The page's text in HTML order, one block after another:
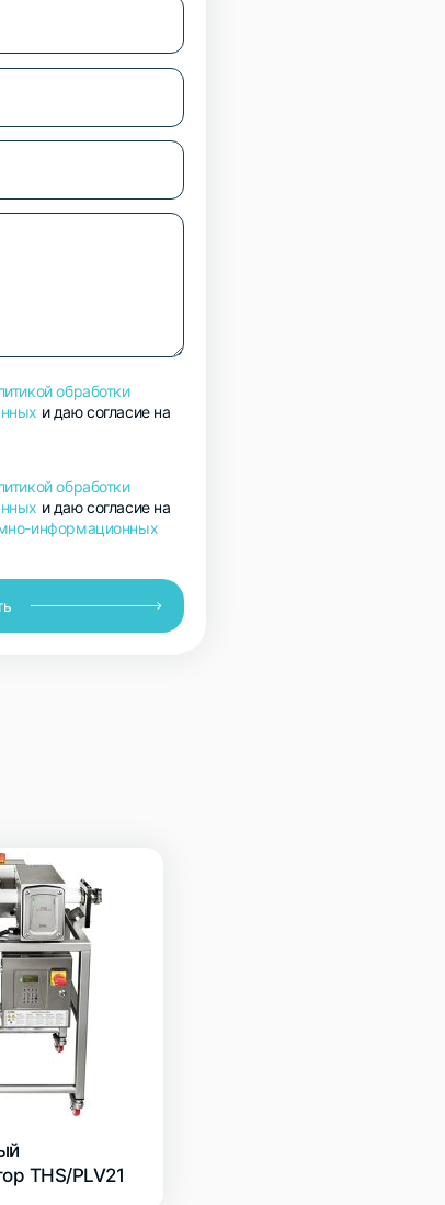
обработки
и даю согласие на
обработки
и даю согласие на
информационных
THS/PLV21